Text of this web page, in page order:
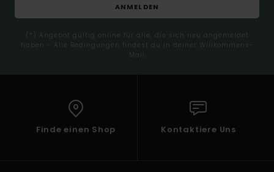
ANMELDEN
(*) Angebot gültig online für alle, die sich neu angemeldet
haben - Alle Bedingungen findest du in deiner Willkommens-
Mail
Finde einen Shop Kontaktiere Uns